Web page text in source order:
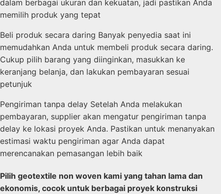
dalam berbagai ukuran dan kekuatan, jadi pastikan Anda
memilih produk yang tepat
Beli produk secara daring Banyak penyedia saat ini
memudahkan Anda untuk membeli produk secara daring.
Cukup pilih barang yang diinginkan, masukkan ke
keranjang belanja, dan lakukan pembayaran sesuai
petunjuk
Pengiriman tanpa delay Setelah Anda melakukan
pembayaran, supplier akan mengatur pengiriman tanpa
delay ke lokasi proyek Anda. Pastikan untuk menanyakan
estimasi waktu pengiriman agar Anda dapat
merencanakan pemasangan lebih baik
Pilih geotextile non woven kami yang tahan lama dan
ekonomis, cocok untuk berbagai proyek konstruksi